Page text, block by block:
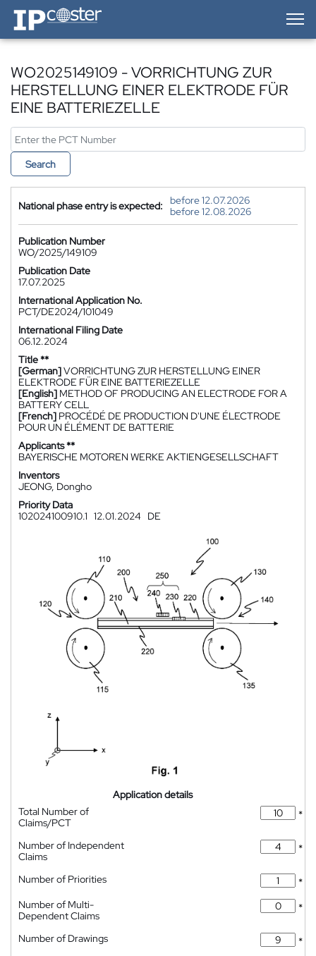
IP-Coster — Home
WO2025149109 - VORRICHTUNG ZUR
HERSTELLUNG EINER ELEKTRODE FÜR
EINE BATTERIEZELLE
Search
National phase entry is expected:
before 12.07.2026
before 12.08.2026
Publication Number
WO/2025/149109
Publication Date
17.07.2025
International Application No.
PCT/DE2024/101049
International Filing Date
06.12.2024
Title **
[German]VORRICHTUNG ZUR HERSTELLUNG EINER
ELEKTRODE FÜR EINE BATTERIEZELLE
[English] METHOD OF PRODUCING AN ELECTRODE FOR A
BATTERY CELL
[French] PROCÉDÉ DE PRODUCTION D'UNE ÉLECTRODE
POUR UN ÉLÉMENT DE BATTERIE
Applicants **
BAYERISCHE MOTOREN WERKE AKTIENGESELLSCHAFT
Inventors
JEONG, Dongho
Priority Data
102024100910.1 12.01.2024 DE
Application details
Total Number of
Claims/PCT
*
Number of Independent
Claims
*
Number of Priorities
*
Number of Multi-
Dependent Claims
*
Number of Drawings
*